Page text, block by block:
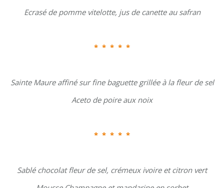
Ecrasé de pomme vitelotte, jus de canette au safran
* * * * *
Sainte Maure affiné sur fine baguette grillée à la fleur de sel
Aceto de poire aux noix
* * * * *
Sablé chocolat fleur de sel, crémeux ivoire et citron vert